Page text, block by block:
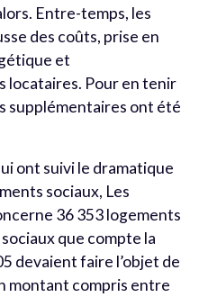
Entre-temps, les
des coûts, prise en
et
locataires. Pour en tenir
supplémentaires ont été
ont suivi le dramatique
sociaux, Les
36 353 logements
que compte la
devaient faire l’objet de
montant compris entre